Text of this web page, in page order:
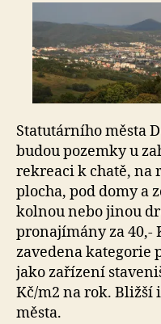
Statutárního města
budou pozemky u
rekreaci k chatě, na
plocha, pod domy a
kolnou nebo jinou
pronajímány za 40,-
zavedena kategorie
jako zařízení
Kč/m2 na rok. Bližší
města.